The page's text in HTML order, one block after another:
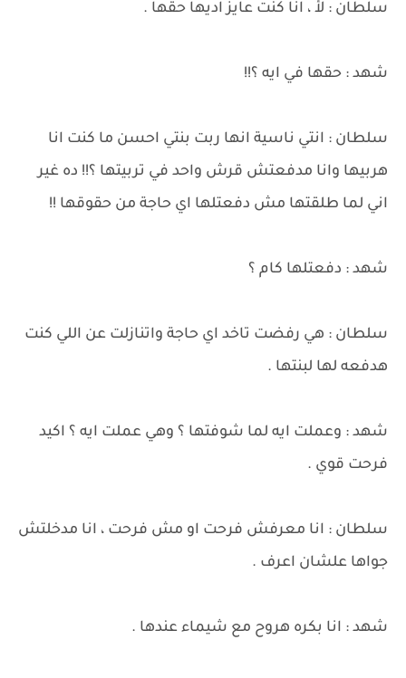
سلطان : لأ ، انا كنت عايز اديها حقها .
شهد : حقها في ايه ؟!!
سلطان : انتي ناسية انها ربت بنتي احسن ما كنت انا
هربيها وانا مدفعتش قرش واحد في تربيتها ؟!! ده غير
اني لما طلقتها مش دفعتلها اي حاجة من حقوقها !!
شهد : دفعتلها كام ؟
سلطان : هي رفضت تاخد اي حاجة واتنازلت عن اللي كنت
هدفعه لها لبنتها .
شهد : وعملت ايه لما شوفتها ؟ وهي عملت ايه ؟ اكيد
فرحت قوي .
سلطان : انا معرفش فرحت او مش فرحت ، انا مدخلتش
جواها علشان اعرف .
شهد : انا بكره هروح مع شيماء عندها .